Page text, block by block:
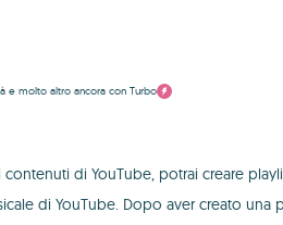
e molto altro ancora con Turbo
di YouTube, potrai creare
di YouTube. Dopo aver creato